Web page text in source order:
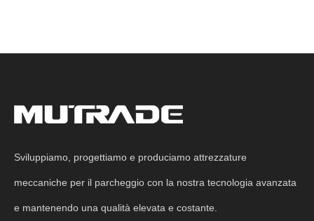
Sviluppiamo, progettiamo e produciamo attrezzature
meccaniche per il parcheggio con la nostra tecnologia avanzata
e mantenendo una qualità elevata e costante.